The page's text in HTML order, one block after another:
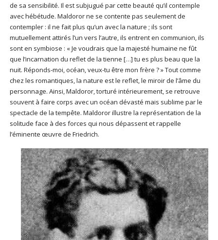
de sa sensibilité. Il est subjugué par cette beauté qu’il contemple
avec hébétude. Maldoror ne se contente pas seulement de
contempler : il ne fait plus qu’un avec la nature ; ils sont
mutuellement attirés l’un vers l’autre, ils entrent en communion, ils
sont en symbiose : « Je voudrais que la majesté humaine ne fût
que l’incarnation du reflet de la tienne […] tu es plus beau que la
nuit. Réponds-moi, océan, veux-tu être mon frère ? » Tout comme
chez les romantiques, la nature est le reflet, le miroir de l’âme du
personnage. Ainsi, Maldoror, torturé intérieurement, se retrouve
souvent à faire corps avec un océan dévasté mais sublime par le
spectacle de la tempête. Maldoror illustre la représentation de la
solitude face à des forces qui nous dépassent et rappelle
l’éminente œuvre de Friedrich.